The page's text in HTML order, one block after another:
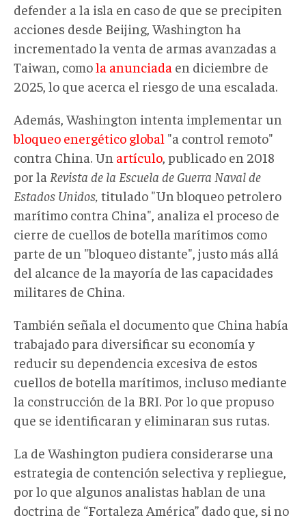
defender a la isla en caso de que se precipiten
acciones desde Beijing, Washington ha
incrementado la venta de armas avanzadas a
Taiwan, comola anunciada en diciembre de
2025, lo que acerca el riesgo de una escalada.
Además, Washington intenta implementar un
bloqueo energético global "a control remoto"
contra China. Un artículo, publicado en 2018
por la Revista de la Escuela de Guerra Naval de
Estados Unidos, titulado "Un bloqueo petrolero
marítimo contra China", analiza el proceso de
cierre de cuellos de botella marítimos como
parte de un "bloqueo distante", justo más allá
del alcance de la mayoría de las capacidades
militares de China.
También señala el documento que China había
trabajado para diversificar su economía y
reducir su dependencia excesiva de estos
cuellos de botella marítimos, incluso mediante
la construcción de la BRI. Por lo que propuso
que se identificaran y eliminaran sus rutas.
La de Washington pudiera considerarse una
estrategia de contención selectiva y repliegue,
por lo que algunos analistas hablan de una
doctrina de “Fortaleza América” dado que, si no